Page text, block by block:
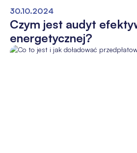
30.10.2024
Czym jest audyt
energetycznej?